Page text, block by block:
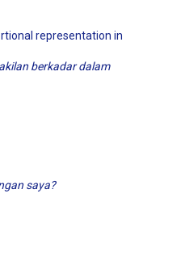
representation in
berkadar dalam
saya?